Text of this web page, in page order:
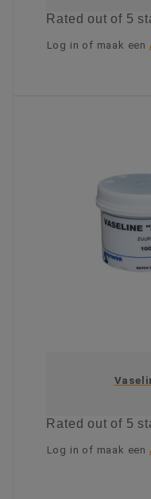
Ratedout of 5
Log in of maak een
Ratedout of 5
Log in of maak een